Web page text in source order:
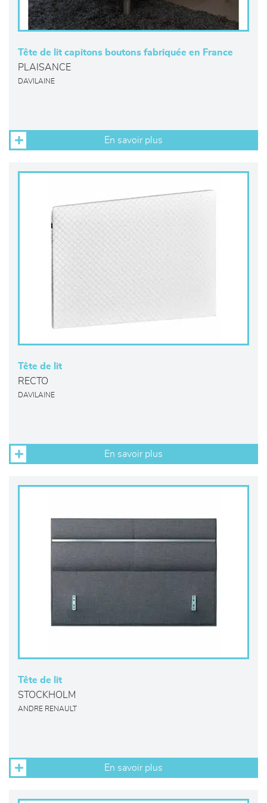
Tête de lit capitons boutons fabriquée en France
PLAISANCE
DAVILAINE
En savoir plus
Tête de lit
RECTO
DAVILAINE
En savoir plus
Tête de lit
STOCKHOLM
ANDRE RENAULT
En savoir plus